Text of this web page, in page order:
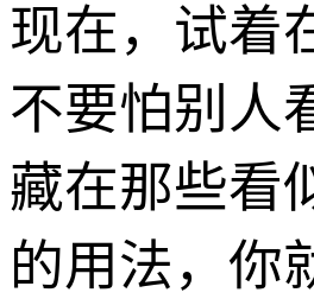
现在，试着
不要怕别人
藏在那些看
的用法，你